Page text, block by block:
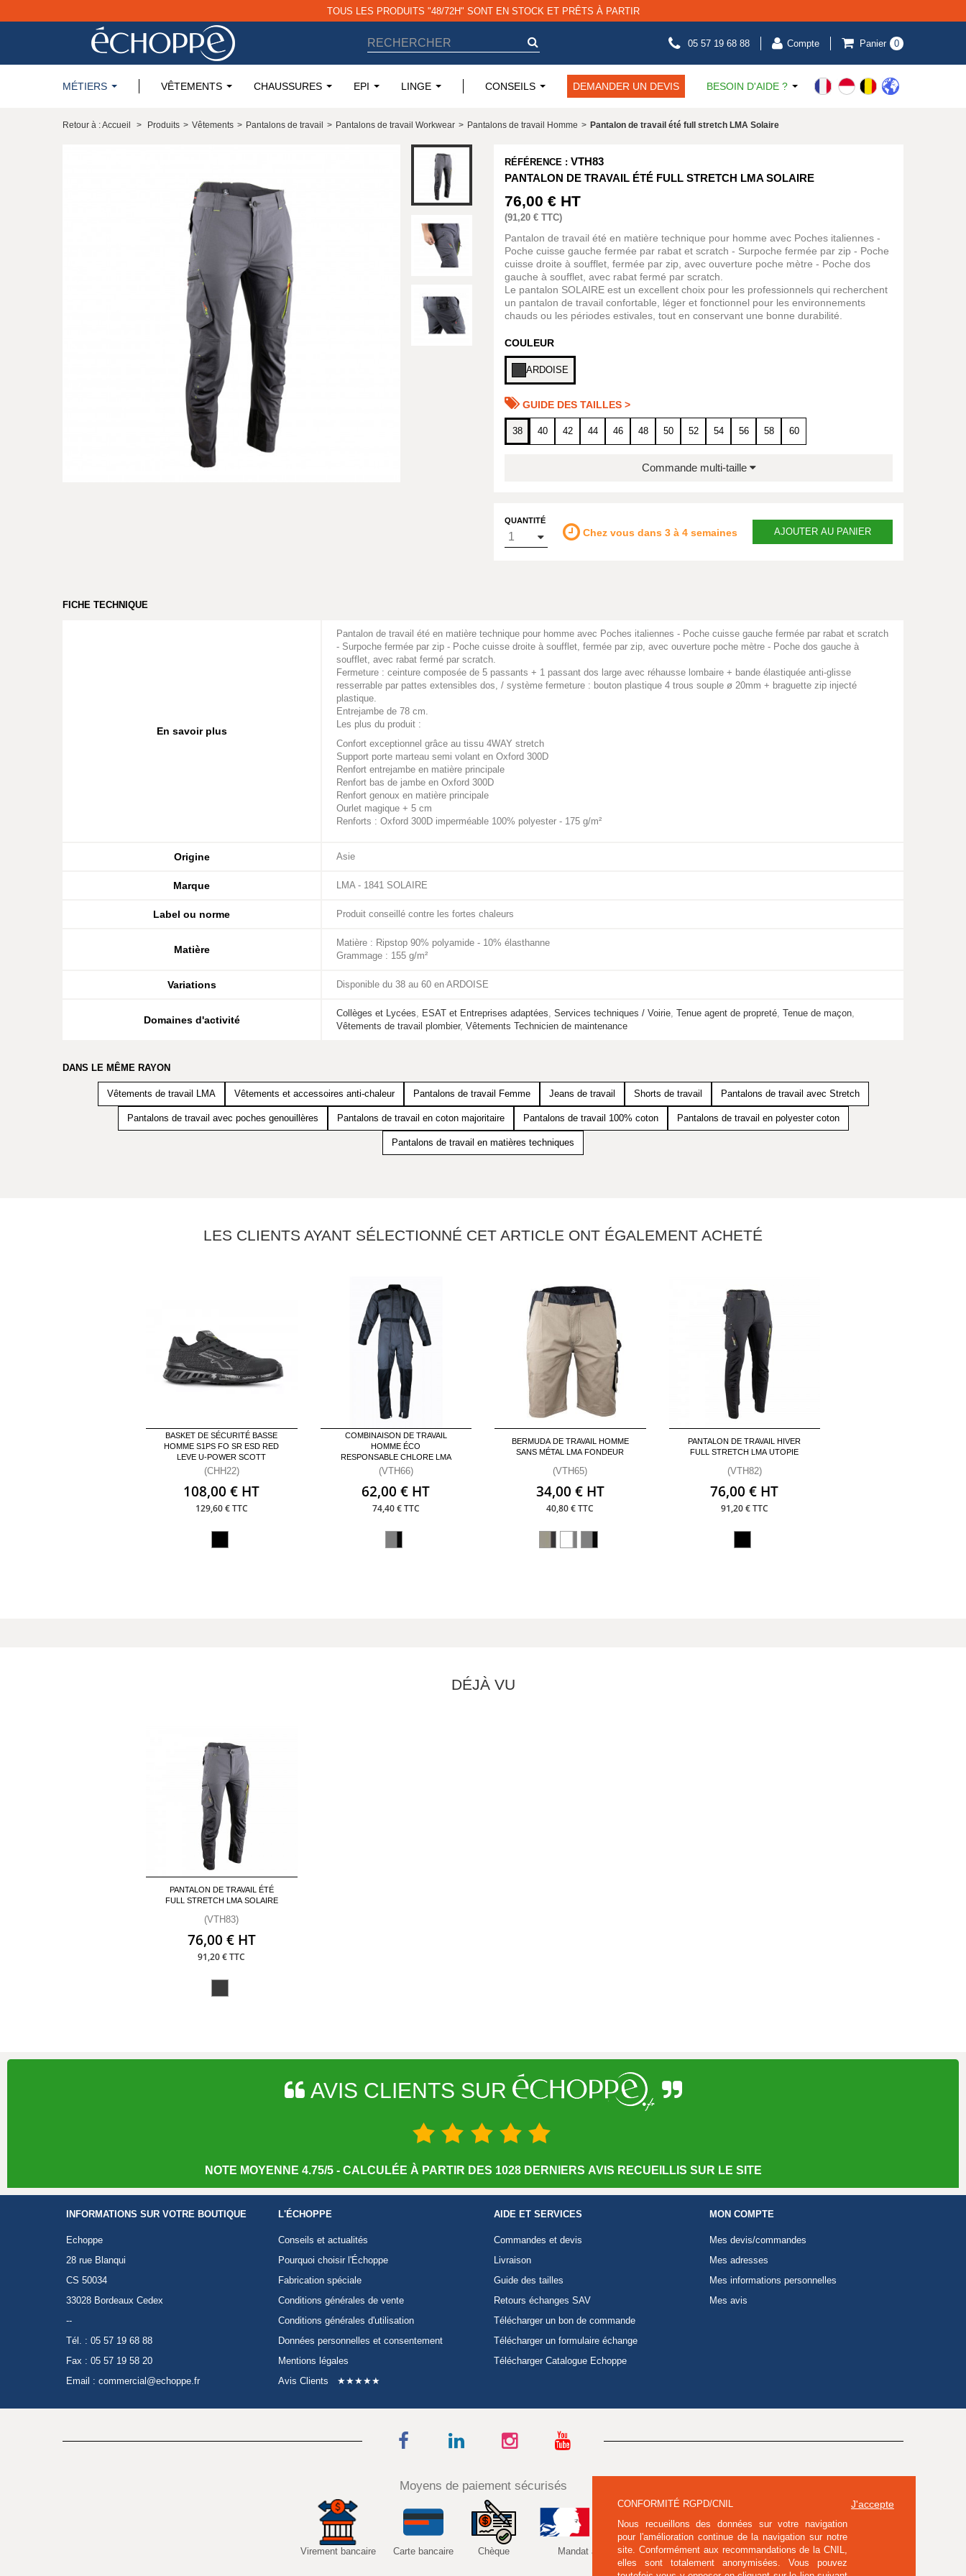
TOUS LES PRODUITS "48/72H" SONT EN STOCK ET PRÊTS À PARTIR
05 57 19 68 88 Compte Panier 0
CONFORMITÉ RGPD/CNIL
Nous recueillons des données sur votre navigation
pour l'amélioration continue de la navigation sur notre
site. Conformément aux recommandations de la CNIL,
elles sont totalement anonymisées. Vous pouvez
J'accepte
MÉTIERS VÊTEMENTS CHAUSSURES EPI LINGE CONSEILS DEMANDER UN DEVIS BESOIN D'AIDE ?
Retour à : Accueil > Produits > Vêtements > Pantalons de travail > Pantalons de travail Workwear > Pantalons de travail Homme > Pantalon de travail été full stretch LMA Solaire
RÉFÉRENCE : VTH83
PANTALON DE TRAVAIL ÉTÉ FULL STRETCH LMA SOLAIRE
76,00 € HT
(91,20 € TTC)
Pantalon de travail été en matière technique pour homme avec Poches italiennes -
Poche cuisse gauche fermée par rabat et scratch - Surpoche fermée par zip - Poche
cuisse droite à soufflet, fermée par zip, avec ouverture poche mètre - Poche dos
gauche à soufflet, avec rabat fermé par scratch.
Le pantalon SOLAIRE est un excellent choix pour les professionnels qui recherchent
un pantalon de travail confortable, léger et fonctionnel pour les environnements
chauds ou les périodes estivales, tout en conservant une bonne durabilité.
COULEUR
ARDOISE
GUIDE DES TAILLES >
38 40 42 44 46 48 50 52 54 56 58 60
Commande multi-taille
QUANTITÉ
Chez vous dans 3 à 4 semaines AJOUTER AU PANIER
FICHE TECHNIQUE
En savoir plus
Pantalon de travail été en matière technique pour homme avec Poches italiennes - Poche cuisse gauche fermée par rabat et scratch
- Surpoche fermée par zip - Poche cuisse droite à soufflet, fermée par zip, avec ouverture poche mètre - Poche dos gauche à
soufflet, avec rabat fermé par scratch.
Fermeture : ceinture composée de 5 passants + 1 passant dos large avec réhausse lombaire + bande élastiquée anti-glisse
resserrable par pattes extensibles dos, / système fermeture : bouton plastique 4 trous souple ø 20mm + braguette zip injecté
plastique.
Entrejambe de 78 cm.
Les plus du produit :
Confort exceptionnel grâce au tissu 4WAY stretch
Support porte marteau semi volant en Oxford 300D
Renfort entrejambe en matière principale
Renfort bas de jambe en Oxford 300D
Renfort genoux en matière principale
Ourlet magique + 5 cm
Renforts : Oxford 300D imperméable 100% polyester - 175 g/m²
Origine Asie
Marque LMA - 1841 SOLAIRE
Label ou norme Produit conseillé contre les fortes chaleurs
Matière
Matière : Ripstop 90% polyamide - 10% élasthanne
Grammage : 155 g/m²
Variations Disponible du 38 au 60 en ARDOISE
Domaines d'activité
Collèges et Lycées, ESAT et Entreprises adaptées, Services techniques / Voirie, Tenue agent de propreté, Tenue de maçon,
Vêtements de travail plombier, Vêtements Technicien de maintenance
DANS LE MÊME RAYON
Vêtements de travail LMA Vêtements et accessoires anti-chaleur Pantalons de travail Femme Jeans de travail Shorts de travail Pantalons de travail avec Stretch
Pantalons de travail avec poches genouillères Pantalons de travail en coton majoritaire Pantalons de travail 100% coton Pantalons de travail en polyester coton
Pantalons de travail en matières techniques
LES CLIENTS AYANT SÉLECTIONNÉ CET ARTICLE ONT ÉGALEMENT ACHETÉ
BASKET DE SÉCURITÉ BASSE
HOMME S1PS FO SR ESD RED
LEVE U-POWER SCOTT
(CHH22)
108,00 € HT
129,60 € TTC
COMBINAISON DE TRAVAIL
HOMME ÉCO
RESPONSABLE CHLORE LMA
(VTH66)
62,00 € HT
74,40 € TTC
BERMUDA DE TRAVAIL HOMME
SANS MÉTAL LMA FONDEUR
(VTH65)
34,00 € HT
40,80 € TTC
PANTALON DE TRAVAIL HIVER
FULL STRETCH LMA UTOPIE
(VTH82)
76,00 € HT
91,20 € TTC
DÉJÀ VU
PANTALON DE TRAVAIL ÉTÉ
FULL STRETCH LMA SOLAIRE
(VTH83)
76,00 € HT
91,20 € TTC
AVIS CLIENTS SUR
NOTE MOYENNE 4.75/5 - CALCULÉE À PARTIR DES 1028 DERNIERS AVIS RECUEILLIS SUR LE SITE
INFORMATIONS SUR VOTRE BOUTIQUE
Echoppe
28 rue Blanqui
CS 50034
33028 Bordeaux Cedex
--
Tél. : 05 57 19 68 88
Fax : 05 57 19 58 20
Email : commercial@echoppe.fr
L'ÉCHOPPE
Conseils et actualités
Pourquoi choisir l'Échoppe
Fabrication spéciale
Conditions générales de vente
Conditions générales d'utilisation
Données personnelles et consentement
Mentions légales
Avis Clients
★★★★★
AIDE ET SERVICES
Commandes et devis
Livraison
Guide des tailles
Retours échanges SAV
Télécharger un bon de commande
Télécharger un formulaire échange
Télécharger Catalogue Echoppe
MON COMPTE
Mes devis/commandes
Mes adresses
Mes informations personnelles
Mes avis
Moyens de paiement sécurisés
Virement bancaire Carte bancaire Chèque Mandat administratif